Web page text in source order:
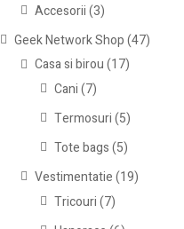
Accesorii(3)
Geek Network Shop(47)
Casa si birou(17)
Cani (7)
Termosuri (5)
Tote bags (5)
Vestimentatie(19)
Tricouri (7)